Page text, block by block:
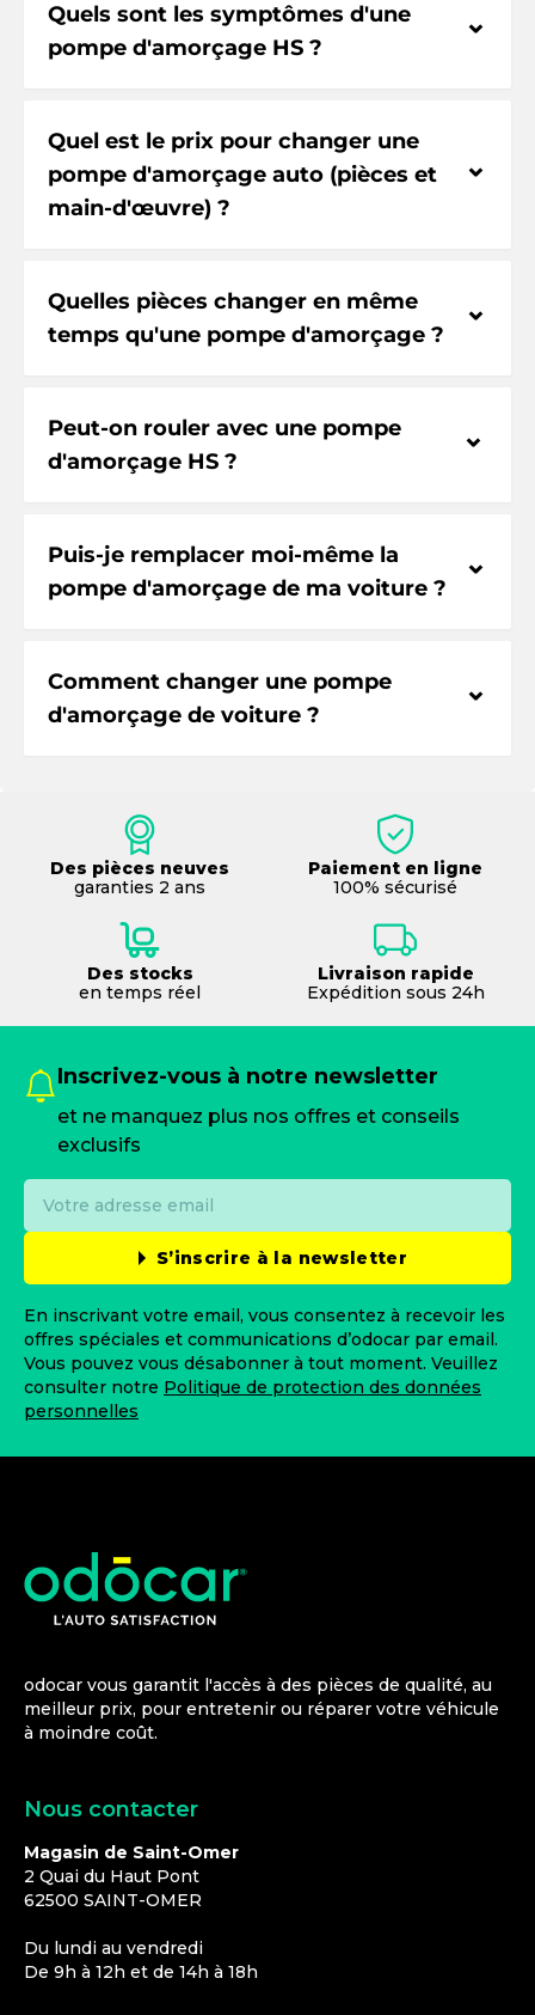
Quels sont les symptômes d'une
pompe d'amorçage HS ?
⌃
Quel est le prix pour changer une
pompe d'amorçage auto (pièces et
main-d'œuvre) ?
⌃
Quelles pièces changer en même
temps qu'une pompe d'amorçage ?
⌃
Peut-on rouler avec une pompe
d'amorçage HS ?
⌃
Puis-je remplacer moi-même la
pompe d'amorçage de ma voiture ?
⌃
Comment changer une pompe
d'amorçage de voiture ?
⌃
Des pièces neuves
garanties 2 ans
Paiement en ligne
100% sécurisé
Des stocks
en temps réel
Livraison rapide
Expédition sous 24h
Inscrivez-vous à notre newsletter
et ne manquez plus nos offres et conseils
exclusifs
S’inscrire à la newsletter
En inscrivant votre email, vous consentez à recevoir les
offres spéciales et communications d’odocar par email.
Vous pouvez vous désabonner à tout moment. Veuillez
consulter notre Politique de protection des données
personnelles
odocar vous garantit l'accès à des pièces de qualité, au
meilleur prix, pour entretenir ou réparer votre véhicule
à moindre coût.
Nous contacter
Magasin de Saint-Omer
2 Quai du Haut Pont
62500 SAINT-OMER
Du lundi au vendredi
De 9h à 12h et de 14h à 18h